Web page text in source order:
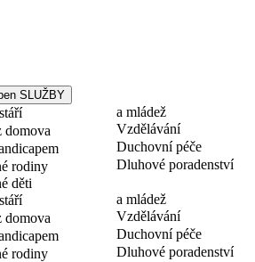
SLUŽBY
domova
rodiny
děti
a mládež
Vzdělávání
Duchovní péče
Dluhové poradenství
domova
rodiny
a mládež
Vzdělávání
Duchovní péče
Dluhové poradenství